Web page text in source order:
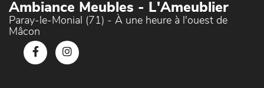
Ambiance Meubles - L'Ameublier
Paray-le-Monial (71) - À une heure à l'ouest de
Mâcon